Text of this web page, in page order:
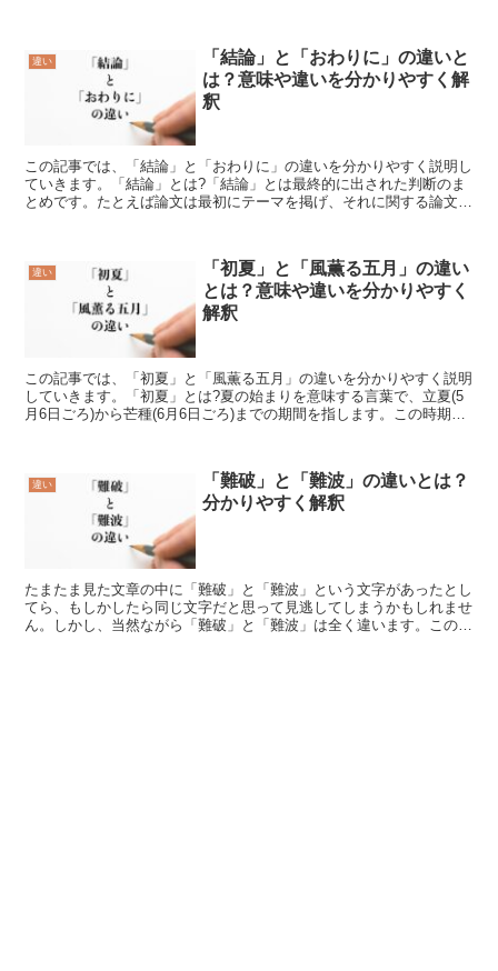
違い
「結論」と「おわりに」の違いと
は？意味や違いを分かりやすく解
釈
この記事では、「結論」と「おわりに」の違いを分かりやすく説明し
ていきます。「結論」とは?「結論」とは最終的に出された判断のま
とめです。たとえば論文は最初にテーマを掲げ、それに関する論文な
違い
「初夏」と「風薫る五月」の違い
とは？意味や違いを分かりやすく
解釈
この記事では、「初夏」と「風薫る五月」の違いを分かりやすく説明
していきます。「初夏」とは?夏の始まりを意味する言葉で、立夏(5
月6日ごろ)から芒種(6月6日ごろ)までの期間を指します。この時期
違い
「難破」と「難波」の違いとは？
分かりやすく解釈
たまたま見た文章の中に「難破」と「難波」という文字があったとし
てら、もしかしたら同じ文字だと思って見逃してしまうかもしれませ
ん。しかし、当然ながら「難破」と「難波」は全く違います。この記